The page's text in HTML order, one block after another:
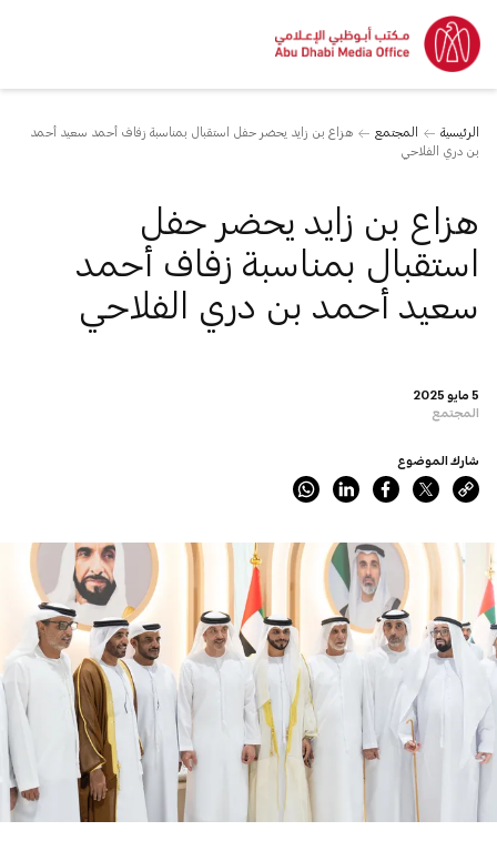
الرئيسية المجتمع
هزاع بن زايد يحضر حفل استقبال بمناسبة زفاف أحمد سعيد أحمد
بن دري الفلاحي
5 مايو 2025
المجتمع
هزاع بن زايد يحضر حفل
استقبال بمناسبة زفاف أحمد
سعيد أحمد بن دري الفلاحي
شارك الموضوع